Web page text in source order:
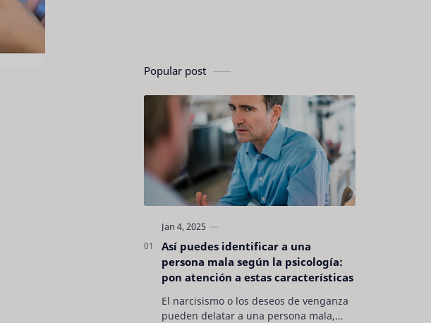
Popular post
Así puedes identificar a una
persona mala según la psicología:
pon atención a estas características
El narcisismo o los deseos de venganza
pueden delatar a una persona mala,